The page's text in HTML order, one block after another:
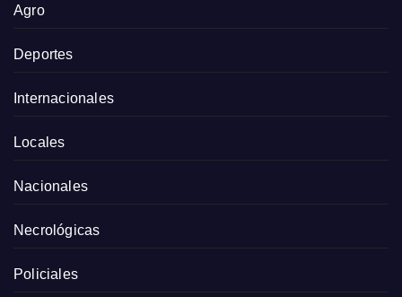
Agro
Deportes
Internacionales
Locales
Nacionales
Necrológicas
Policiales